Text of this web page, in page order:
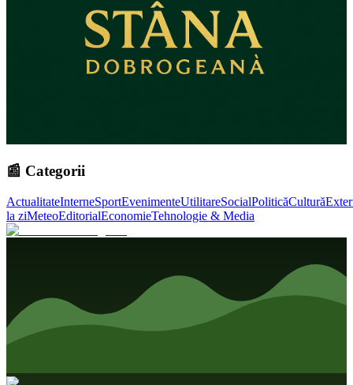
📰 Categorii
ActualitateInterneSportEvenimenteUtilitareSocialPoliticăCultură
la ziMeteoEditorialEconomieTehnologie & Media